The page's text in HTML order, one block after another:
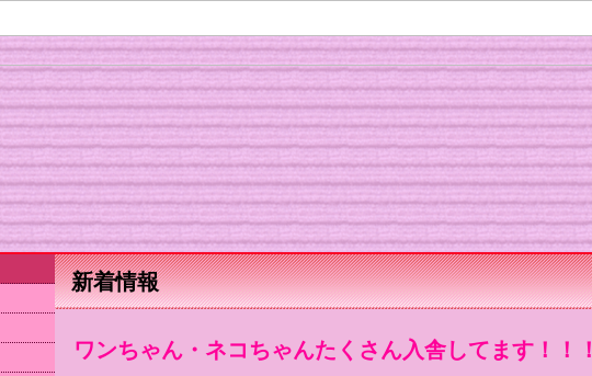
新着情報
ワンちゃん・ネコちゃんたくさん入舎してます！！！